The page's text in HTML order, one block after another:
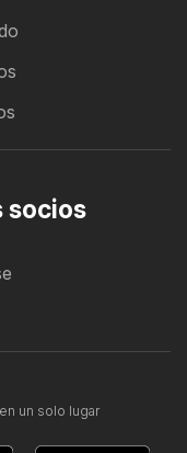
socios
un solo lugar